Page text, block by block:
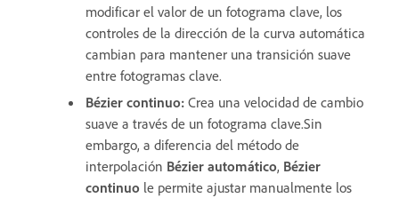
modificar el valor de un fotograma clave, los
controles de la dirección de la curva automática
cambian para mantener una transición suave
entre fotogramas clave.
Bézier continuo: Crea una velocidad de cambio
suave a través de un fotograma clave.Sin
embargo, a diferencia del método de
interpolación Bézier automático, Bézier
continuo le permite ajustar manualmente los